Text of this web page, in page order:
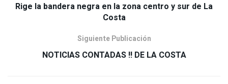
Rige la bandera negra en la zona centro y sur de La
Costa‏
Siguiente Publicación
NOTICIAS CONTADAS !! DE LA COSTA